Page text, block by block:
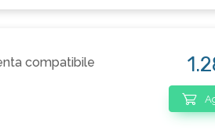
compatibile